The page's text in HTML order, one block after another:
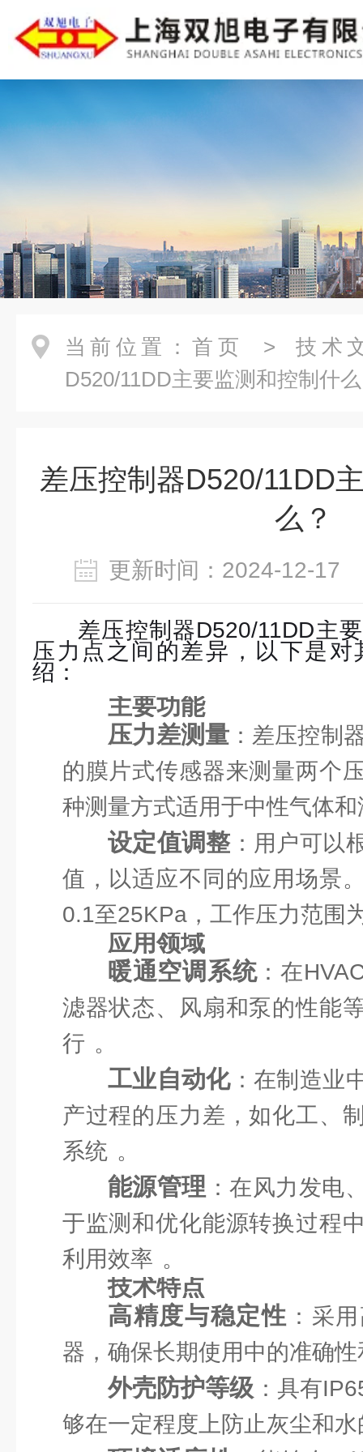
当前位置： 首页 > 技术
D520/11DD主要监测和控制什
差压控制器D520/11DD
么？
更新时间：2024-12-
差压控制器D520/11DD主
压力点之间的差异，以下是
绍：
主要功能
压力差测量 ：差压控制
的膜片式传感器来测量两个
种测量方式适用于中性气体
设定值调整：用户可以
值，以适应不同的应用场景
0.1至25KPa，工作压力范围
应用领域
暖通空调系统：在
滤器状态、风扇和泵的性能
行 。
工业自动化：在制造业
产过程的压力差，如化工、
系统 。
能源管理 ：在风力发电
于监测和优化能源转换过程
利用效率 。
技术特点
高精度与稳定性 ：采
器，确保长期使用中的准确
外壳防护等级 ：具有
够在一定程度上防止灰尘和